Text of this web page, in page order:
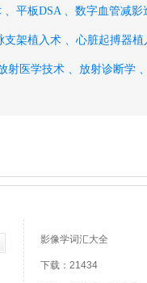
平板DSA 、 数字血管减影
支架植入术 、 心脏起搏器植
射医学技术 、 放射诊断学
影像学词汇大全
下载：21434